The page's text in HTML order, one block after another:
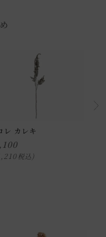
がございますのでご
ては、掲載の画像と実
ございます。ご了承
レ カレキ
税込